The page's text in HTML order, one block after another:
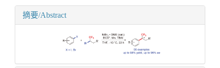
摘要/Abstract